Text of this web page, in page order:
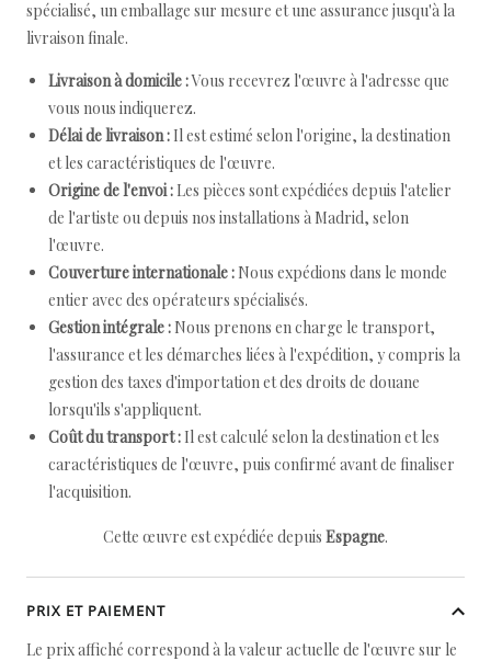
spécialisé, un emballage sur mesure et une assurance jusqu'à la
livraison finale.
Livraison à domicile :Vous recevrez l'œuvre à l'adresse que
vous nous indiquerez.
Délai de livraison : Il est estimé selon l'origine, la destination
et les caractéristiques de l'œuvre.
Origine de l'envoi : Les pièces sont expédiées depuis l'atelier
de l'artiste ou depuis nos installations à Madrid, selon
l'œuvre.
Couverture internationale : Nous expédions dans le monde
entier avec des opérateurs spécialisés.
Gestion intégrale : Nous prenons en charge le transport,
l'assurance et les démarches liées à l'expédition, y compris la
gestion des taxes d'importation et des droits de douane
lorsqu'ils s'appliquent.
Coût du transport : Il est calculé selon la destination et les
caractéristiques de l'œuvre, puis confirmé avant de finaliser
l'acquisition.
Cette œuvre est expédiée depuis Espagne.
PRIX ET PAIEMENT
Le prix affiché correspond à la valeur actuelle de l'œuvre sur le